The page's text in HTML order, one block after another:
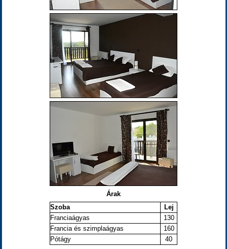
Árak
Szoba
Lej
Franciaágyas
130
Francia és szimplaágyas
160
Pótágy
40